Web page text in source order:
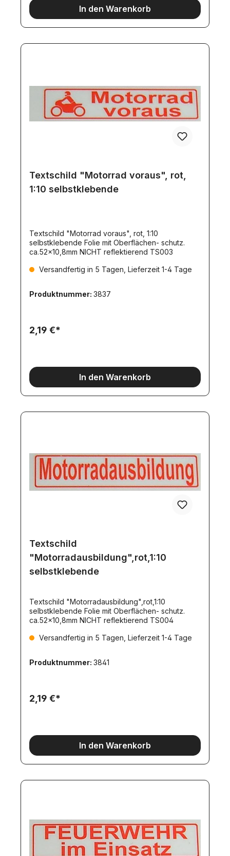
In den Warenkorb
Textschild "Motorrad voraus", rot,
1:10 selbstklebende
Textschild "Motorrad voraus", rot, 1:10
selbstklebende Folie mit Oberflächen- schutz.
ca.52x10,8mm NICHT reflektierend TS003
Versandfertig in 5 Tagen, Lieferzeit 1-4 Tage
Produktnummer: 3837
2,19 €*
In den Warenkorb
Textschild
"Motorradausbildung",rot,1:10
selbstklebende
Textschild "Motorradausbildung",rot,1:10
selbstklebende Folie mit Oberflächen- schutz.
ca.52x10,8mm NICHT reflektierend TS004
Versandfertig in 5 Tagen, Lieferzeit 1-4 Tage
Produktnummer: 3841
2,19 €*
In den Warenkorb